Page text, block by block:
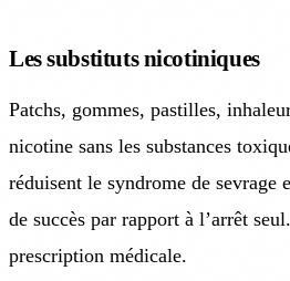
Les substituts nicotiniques
Patchs, gommes, pastilles,
nicotine sans les substances
réduisent le syndrome de sevrage
de succès par rapport à l’arrêt
prescription médicale.